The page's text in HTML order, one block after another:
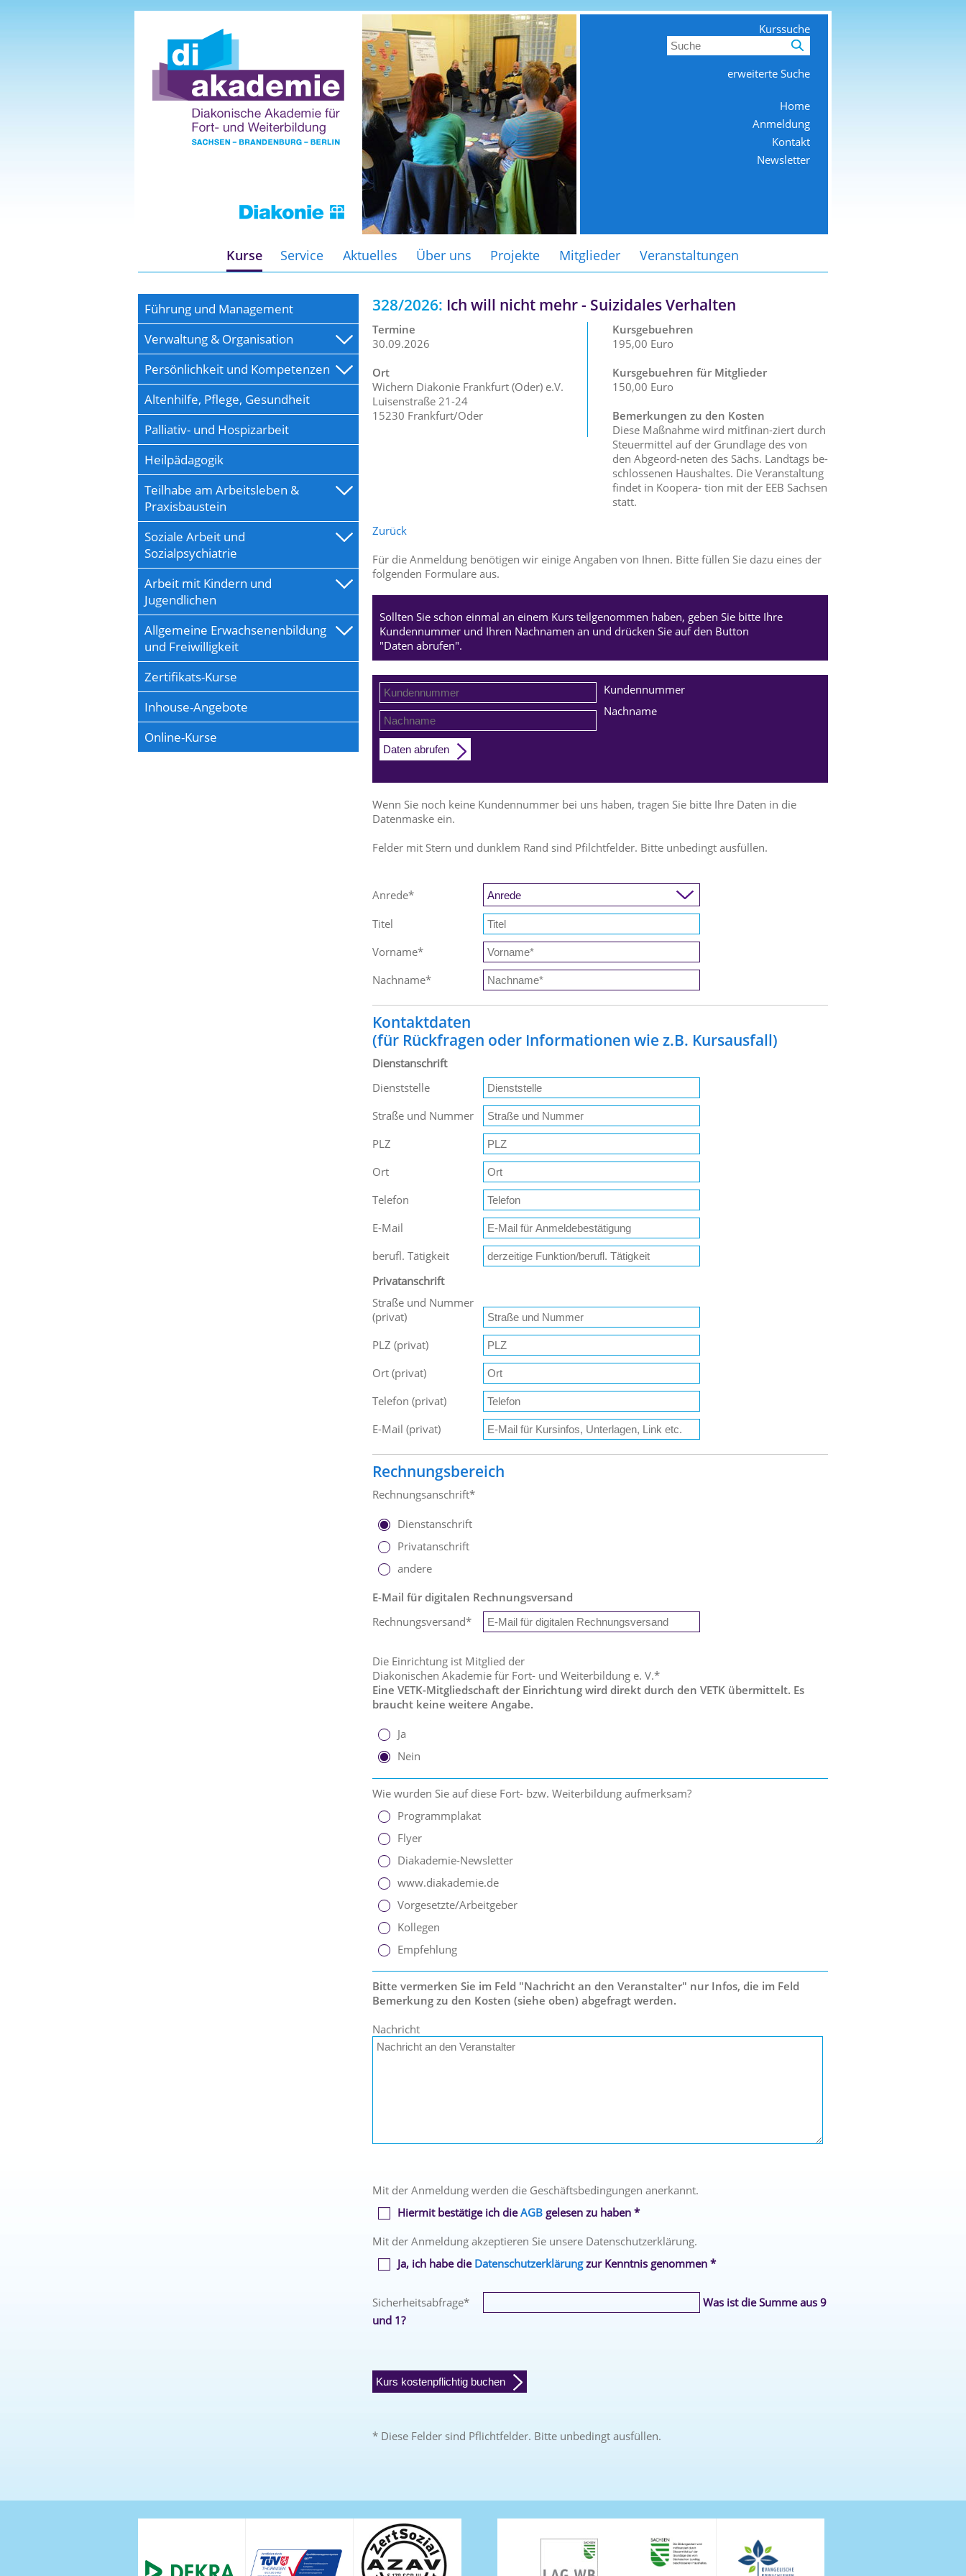
Kurssuche
erweiterte Suche
Home
Anmeldung
Kontakt
Newsletter
Kurse Service Aktuelles Über uns Projekte Mitglieder Veranstaltungen
Führung und Management
Verwaltung & Organisation
Persönlichkeit und Kompetenzen
Altenhilfe, Pflege, Gesundheit
Palliativ- und Hospizarbeit
Heilpädagogik
Teilhabe am Arbeitsleben &
Praxisbaustein
Soziale Arbeit und
Sozialpsychiatrie
Arbeit mit Kindern und
Jugendlichen
Allgemeine Erwachsenenbildung
und Freiwilligkeit
Zertifikats-Kurse
Inhouse-Angebote
Online-Kurse
328/2026: Ich will nicht mehr - Suizidales Verhalten
Termine
30.09.2026
Ort
Wichern Diakonie Frankfurt (Oder) e.V.
Luisenstraße 21-24
15230 Frankfurt/Oder
Kursgebuehren
195,00 Euro
Kursgebuehren für Mitglieder
150,00 Euro
Bemerkungen zu den Kosten
Diese Maßnahme wird mitfinan-ziert durch
Steuermittel auf der Grundlage des von
den Abgeord-neten des Sächs. Landtags be-
schlossenen Haushaltes. Die Veranstaltung
findet in Koopera- tion mit der EEB Sachsen
statt.
Zurück
Für die Anmeldung benötigen wir einige Angaben von Ihnen. Bitte füllen Sie dazu eines der
folgenden Formulare aus.
Sollten Sie schon einmal an einem Kurs teilgenommen haben, geben Sie bitte Ihre
Kundennummer und Ihren Nachnamen an und drücken Sie auf den Button
"Daten abrufen".
Kundennummer
Nachname
Daten abrufen
Wenn Sie noch keine Kundennummer bei uns haben, tragen Sie bitte Ihre Daten in die
Datenmaske ein.
Felder mit Stern und dunklem Rand sind Pfilchtfelder. Bitte unbedingt ausfüllen.
Anrede*
Titel
Vorname*
Nachname*
Kontaktdaten
(für Rückfragen oder Informationen wie z.B. Kursausfall)
Dienstanschrift
Dienststelle
Straße und Nummer
PLZ
Ort
Telefon
E-Mail
berufl. Tätigkeit
Privatanschrift
Straße und Nummer
(privat)
PLZ (privat)
Ort (privat)
Telefon (privat)
E-Mail (privat)
Rechnungsbereich
Rechnungsanschrift*
Dienstanschrift
Privatanschrift
andere
E-Mail für digitalen Rechnungsversand
Rechnungsversand*
Die Einrichtung ist Mitglied der
Diakonischen Akademie für Fort- und Weiterbildung e. V.*
Eine VETK-Mitgliedschaft der Einrichtung wird direkt durch den VETK übermittelt. Es
braucht keine weitere Angabe.
Ja
Nein
Wie wurden Sie auf diese Fort- bzw. Weiterbildung aufmerksam?
Programmplakat
Flyer
Diakademie-Newsletter
www.diakademie.de
Vorgesetzte/Arbeitgeber
Kollegen
Empfehlung
Bitte vermerken Sie im Feld "Nachricht an den Veranstalter" nur Infos, die im Feld
Bemerkung zu den Kosten (siehe oben) abgefragt werden.
Nachricht
Mit der Anmeldung werden die Geschäftsbedingungen anerkannt.
Hiermit bestätige ich dieAGB gelesen zu haben *
Mit der Anmeldung akzeptieren Sie unsere Datenschutzerklärung.
Ja, ich habe die Datenschutzerklärungzur Kenntnis genommen *
Sicherheitsabfrage*
Was ist die Summe aus 9
und 1?
Kurs kostenpflichtig buchen
* Diese Felder sind Pflichtfelder. Bitte unbedingt ausfüllen.